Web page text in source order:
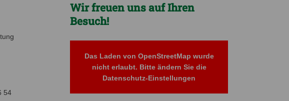
54
Wir freuen uns auf Ihren
Besuch!
Das Laden von OpenStreetMap wurde
nicht erlaubt. Bitte ändern Sie die
Datenschutz-Einstellungen